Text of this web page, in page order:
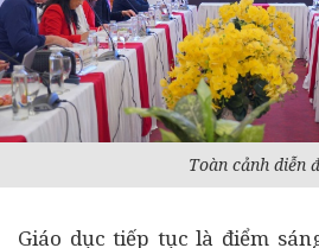
Toàn cảnh diễn
Giáo dục tiếp tục là điểm